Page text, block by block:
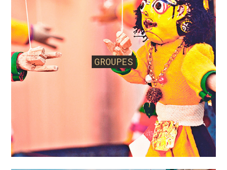
GROUPES
sous le numéro : IM075100034. L’acheteur est
défini comme étant toute personne physique ou
morale utilisant ce site et acceptant les
présentes CGV. Ces CGV s’appliquent de façon
exclusive à toutes les ventes concluesDTOUR
tant pour son propre compte que pour celui de
ses prestataires. Le seul fait de passer
commande comporte l’acceptation sans réserve
des présentes CGV. Les présentes CGV peuvent
être à tout moment et sans préavis modifiées par
nos soins, les modifications sont alors